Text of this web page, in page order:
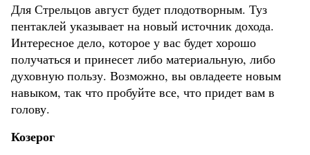
Для Стрельцов август будет плодотворным. Туз
пентаклей указывает на новый источник дохода.
Интересное дело, которое у вас будет хорошо
получаться и принесет либо материальную, либо
духовную пользу. Возможно, вы овладеете новым
навыком, так что пробуйте все, что придет вам в
голову.
Козерог